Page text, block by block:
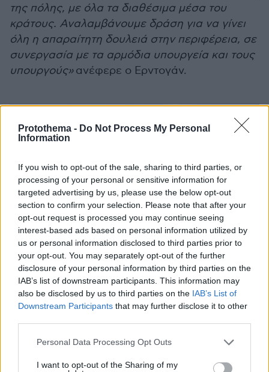
Protothema - Do Not Process My Personal
Information
If you wish to opt-out of the sale, sharing to third parties, or
processing of your personal or sensitive information for
targeted advertising by us, please use the below opt-out
section to confirm your selection. Please note that after your
opt-out request is processed you may continue seeing
interest-based ads based on personal information utilized by
us or personal information disclosed to third parties prior to
your opt-out. You may separately opt-out of the further
disclosure of your personal information by third parties on the
IAB’s list of downstream participants. This information may
also be disclosed by us to third parties on the IAB’s List of
Downstream Participants that may further disclose it to other
Please note that this website/app uses one or more Google
not limited to your visit or usage behaviour. You may click to
Personal Data Processing Opt Outs
I want to opt-out of the Sharing of my
της πόλης, με όλα τα διαθέσιμα μέσα του
κράτους. Αναλαμβάνουμε δράση για να γίνει
όλη η απαραίτητη δουλειά στην περιφέρεια, σε
συνεργασία με τα αρμόδια υπουργεία και τους
υπουργούς»ανέφερε ο Ερντογάν.